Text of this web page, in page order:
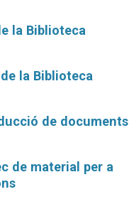
la Biblioteca
la Biblioteca
de documents
de material per a